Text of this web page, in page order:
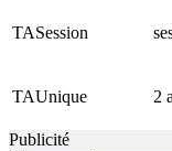
TASession
TAUnique 2
Publicité